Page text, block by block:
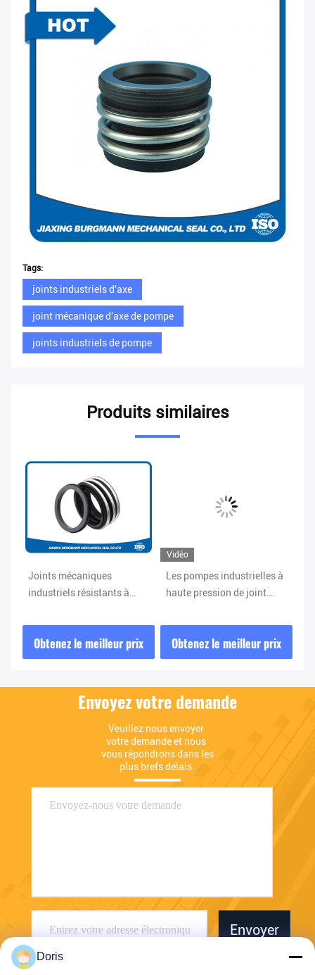
Tags:
joints industriels d'axe
joint mécanique d'axe de pompe
joints industriels de pompe
Produits similaires
Joints mécaniques
industriels résistants à
eau d'égout chimiques/
Obtenez le meilleur prix
Vidéo
Les pompes industrielles à
haute pression de joint
diplôméees
Obtenez le meilleur prix
Envoyez votre demande
Veuillez nous envoyer
votre demande et nous
vous répondrons dans les
plus brefs délais.
Envoyer
Doris